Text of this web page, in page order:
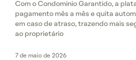
Com o Condomínio Garantido, a
pagamento mês a mês e quita
em caso de atraso, trazendo mais
ao proprietário
7 de maio de 2026